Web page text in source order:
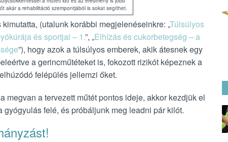
akár a rehabilitáció szempontjából is sokat segíthet.
(utalunk korábbi megjelenéseinkre: „Túlsúlyos
és sportjai – 1.”, „Elhízás és cukorbetegség – a
”), hogy azok a túlsúlyos emberek, akik átesnek egy
a gerincműtéteket is, fokozott rizikót képeznek a
felépülés jellemzi őket.
megvan a tervezett műtét pontos ideje, akkor kezdjük el
gyógyulás felé, és próbáljunk meg leadni pár kilót.